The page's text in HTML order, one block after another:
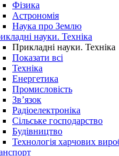
Фізика
Астрономія
Наука про Землю
науки. Техніка
Прикладні науки. Техніка
Показати всі
Техніка
Енергетика
Промисловість
Зв’язок
Радіоелектроніка
Сільське господарство
Будівництво
Технологія харчових